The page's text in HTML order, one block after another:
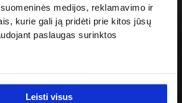
medijos, reklamavimo ir
kurie gali ją pridėti prie kitos jūsų
paslaugas surinktos
Leisti visus
Liftas Orona Next Rise Liftas